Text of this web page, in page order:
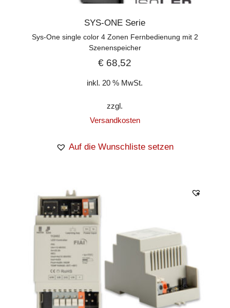
SYS-ONE Serie
Sys-One single color 4 Zonen Fernbedienung mit 2
Szenenspeicher
€ 68,52
inkl. 20 % MwSt.
zzgl.
Versandkosten
Auf die Wunschliste setzen